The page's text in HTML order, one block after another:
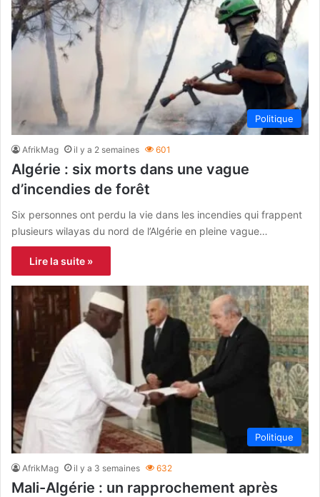
Politique
AfrikMag il y a 2 semaines 601
Algérie : six morts dans une vague
d’incendies de forêt
Six personnes ont perdu la vie dans les incendies qui frappent
plusieurs wilayas du nord de l’Algérie en pleine vague…
Lire la suite »
Politique
AfrikMag il y a 3 semaines 632
Mali-Algérie : un rapprochement après